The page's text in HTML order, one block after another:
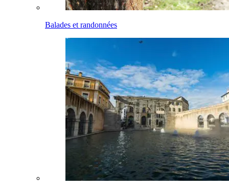
Balades et randonnées